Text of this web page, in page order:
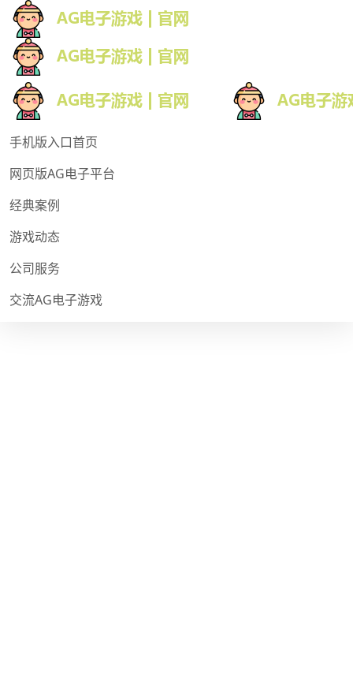
手机版入口首页
网页版AG电子平台
经典案例
游戏动态
公司服务
交流AG电子游戏